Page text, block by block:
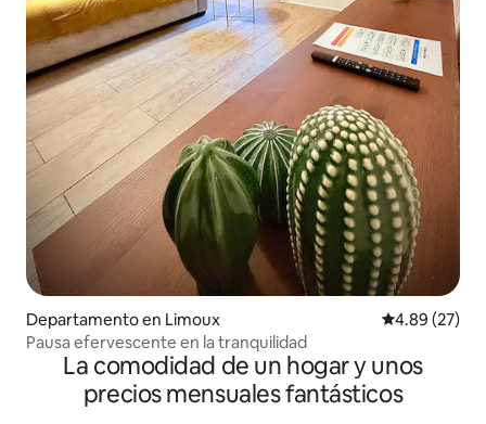
Departamento en Limoux Calificación
4.89 (27)
Pausa efervescente en la tranquilidad
La comodidad de un hogar y unos
precios mensuales fantásticos